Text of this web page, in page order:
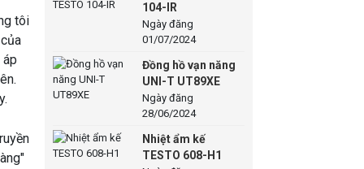
tôi
104-IR
Ngày đăng
01/07/2024
Đồng hồ vạn năng
UNI-T UT89XE
Ngày đăng
28/06/2024
Nhiệt ẩm kế
TESTO 608-H1